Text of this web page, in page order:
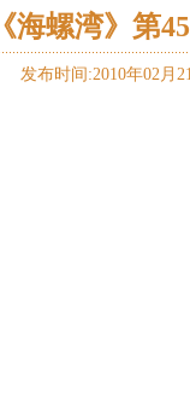
《海螺湾》第
发布时间:2010年02月